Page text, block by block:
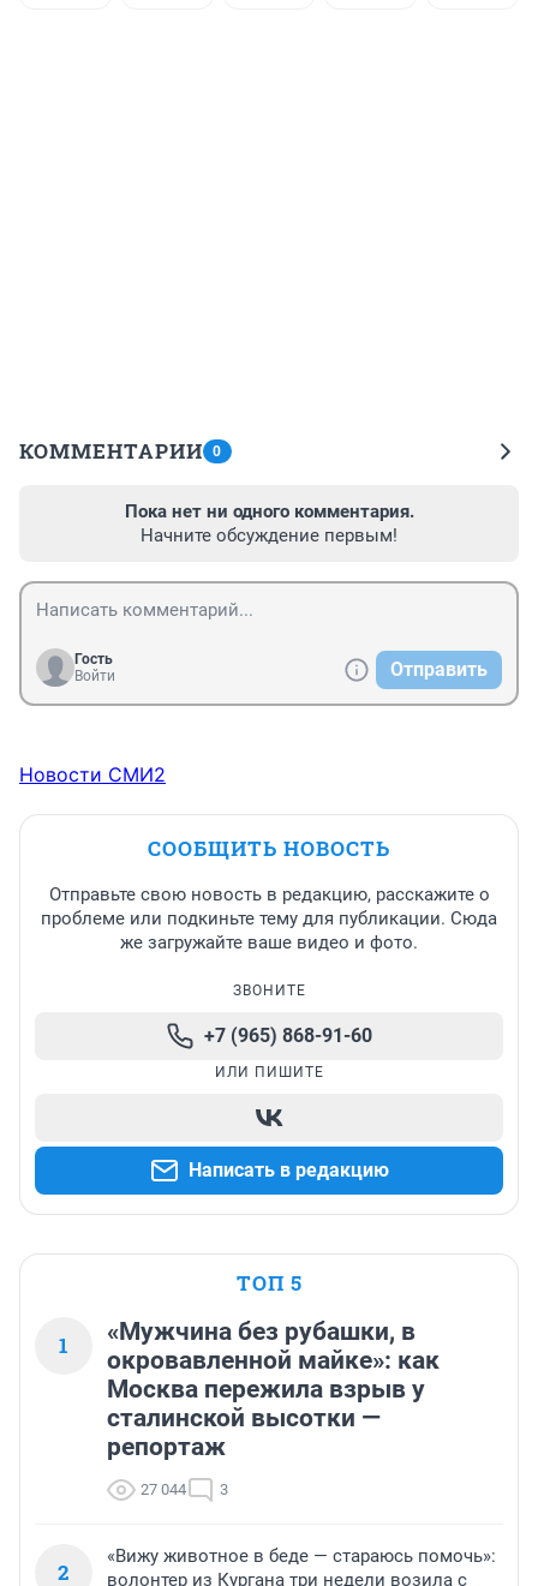
КОММЕНТАРИИ 0
Пока нет ни одного комментария.
Начните обсуждение первым!
Гость
Войти
Отправить
Новости СМИ2
СООБЩИТЬ НОВОСТЬ
Отправьте свою новость в редакцию, расскажите о
проблеме или подкиньте тему для публикации. Сюда
же загружайте ваше видео и фото.
ЗВОНИТЕ
+7 (965) 868-91-60
ИЛИ ПИШИТЕ
Написать в редакцию
ТОП 5
1
«Мужчина без рубашки, в
окровавленной майке»: как
Москва пережила взрыв у
сталинской высотки —
репортаж
27 044 3
2
«Вижу животное в беде — стараюсь помочь»:
волонтер из Кургана три недели возила с